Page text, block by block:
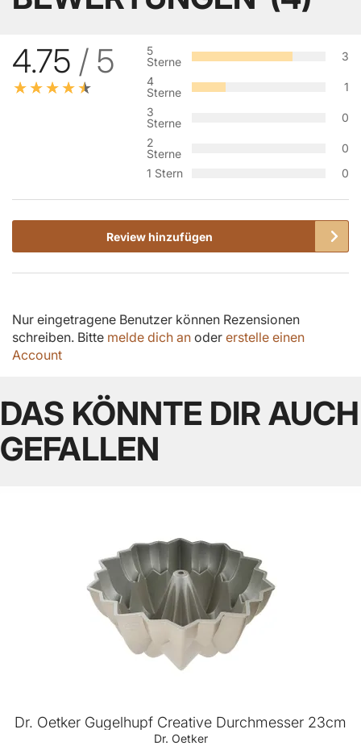
4.75 / 5
5
Sterne
3
4
Sterne
1
3
Sterne
0
2
Sterne
0
1 Stern
0
Review hinzufügen
Nur eingetragene Benutzer können Rezensionen
schreiben. Bitte melde dich an oder erstelle einen
Account
DAS KÖNNTE DIR AUCH
GEFALLEN
Dr. Oetker Gugelhupf Creative Durchmesser 23cm
Dr. Oetker